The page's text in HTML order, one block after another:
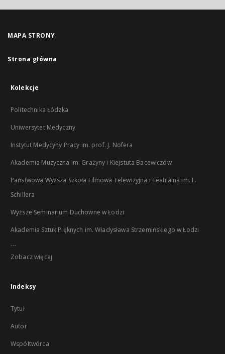
MAPA STRONY
Strona główna
Kolekcje
Politechnika Łódzka
Uniwersytet Medyczny
Instytut Medycyny Pracy im. prof. J. Nofera
Akademia Muzyczna im. Grażyny i Kiejstuta Bacewiczów
Państwowa Wyższa Szkoła Filmowa Telewizyjna i Teatralna im. L.
Schillera
Wyższe Seminarium Duchowne w Łodzi
Akademia Sztuk Pięknych im. Władysława Strzemińskiego w Łodzi
...
Zobacz więcej
Indeksy
Tytuł
Autor
Współtwórca